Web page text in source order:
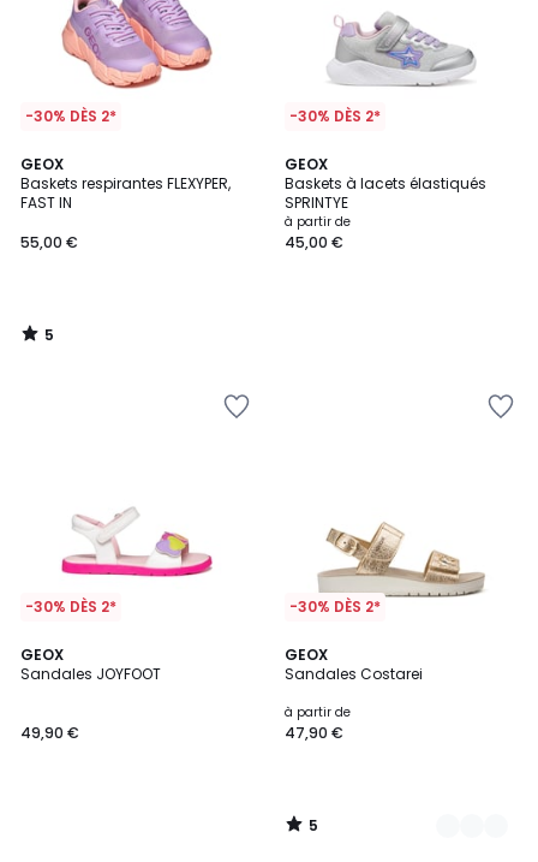
-30% DÈS 2*
GEOX
Baskets respirantes FLEXYPER,
FAST IN
55,00 €
5
/
5
5
/
-30% DÈS 2*
GEOX
Baskets à lacets élastiqués
SPRINTYE
à partir de
45,00 €
-30% DÈS 2*
GEOX
Sandales JOYFOOT
49,90 €
-30% DÈS 2*
GEOX
Sandales Costarei
à partir de
47,90 €
5
/
2
Couleurs
5
/